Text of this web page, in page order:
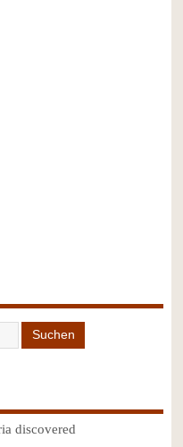
discovered